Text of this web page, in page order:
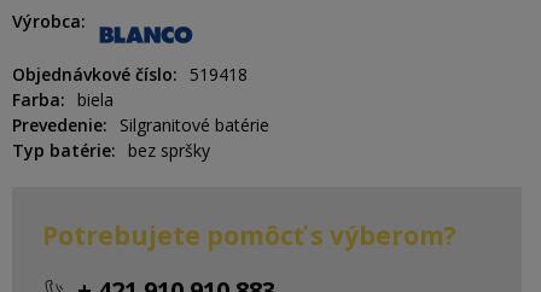
Výrobca
Objednávkové číslo
519418
Farba
biela
Prevedenie
Silgranitové batérie
Typ batérie
bez spršky
Potrebujete pomôcť s výberom?